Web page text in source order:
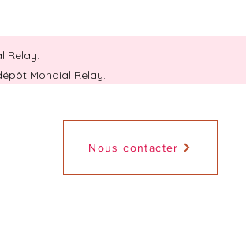
Nous contacter
Relay.
Mondial Relay.